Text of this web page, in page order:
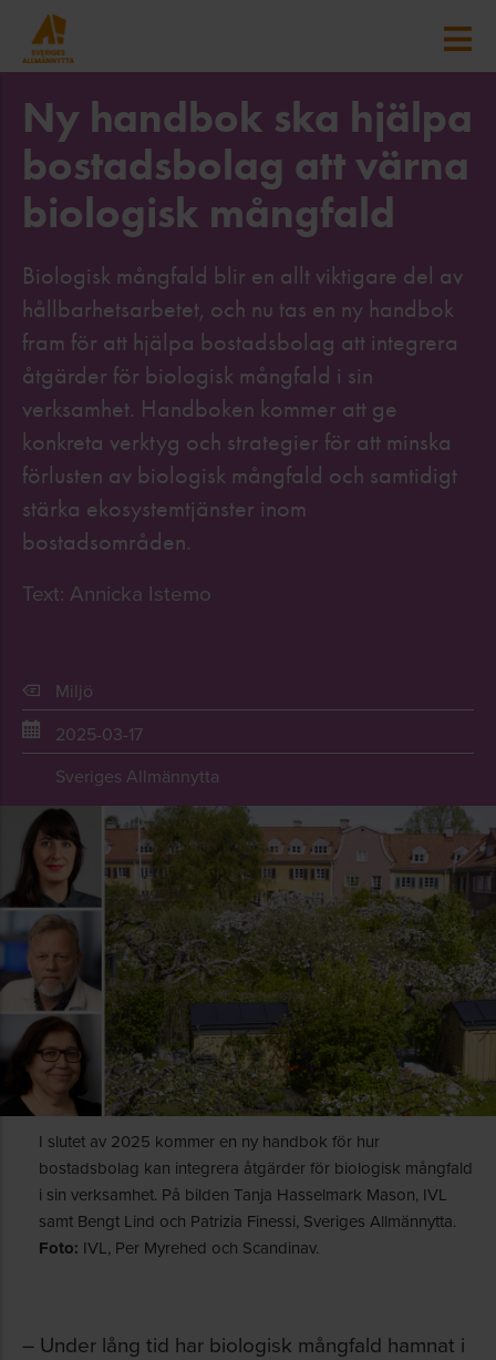
Ny handbok ska hjälpa
bostadsbolag att värna
biologisk mångfald
Biologisk mångfald blir en allt viktigare del av
hållbarhetsarbetet, och nu tas en ny handbok
fram för att hjälpa bostadsbolag att integrera
åtgärder för biologisk mångfald i sin
verksamhet. Handboken kommer att ge
konkreta verktyg och strategier för att minska
förlusten av biologisk mångfald och samtidigt
stärka ekosystemtjänster inom
bostadsområden.
Text: Annicka Istemo
Miljö
2025-03-17
Sveriges Allmännytta
I slutet av 2025 kommer en ny handbok för hur
bostadsbolag kan integrera åtgärder för biologisk mångfald
i sin verksamhet. På bilden Tanja Hasselmark Mason, IVL
samt Bengt Lind och Patrizia Finessi, Sveriges Allmännytta.
Foto: IVL, Per Myrehed och Scandinav.
– Under lång tid har biologisk mångfald hamnat i